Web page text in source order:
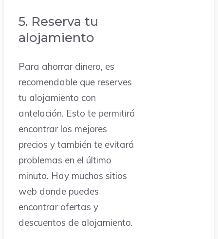
5. Reserva tu
alojamiento
Para ahorrar dinero, es
recomendable que reserves
tu alojamiento con
antelación. Esto te permitirá
encontrar los mejores
precios y también te evitará
problemas en el último
minuto. Hay muchos sitios
web donde puedes
encontrar ofertas y
descuentos de alojamiento.